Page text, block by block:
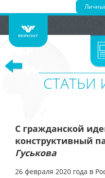
СТАТЬИ
С гражданской
конструктивный
Гуськова
26 февраля 2020 года в